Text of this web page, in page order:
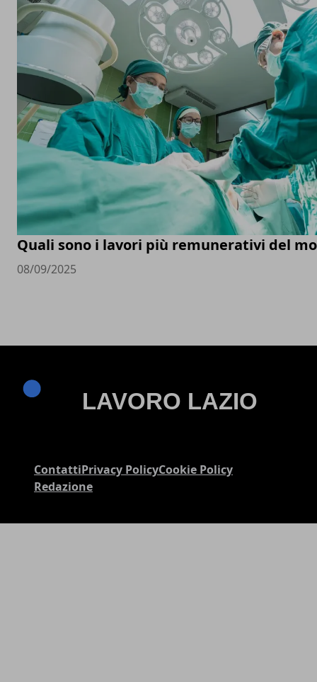
Quali sono i lavori più remunerativi del
08/09/2025
ContattiPrivacy PolicyCookie Policy
Redazione